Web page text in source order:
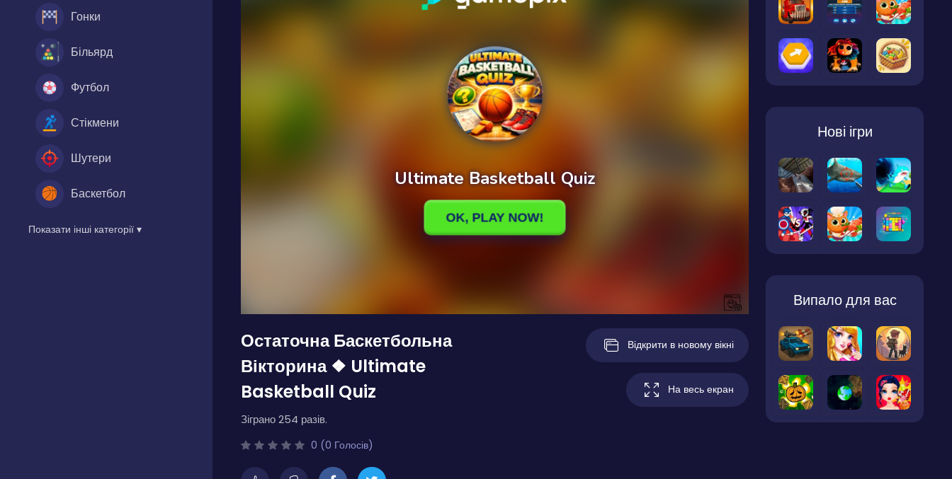
Гонки
Більярд
Футбол
Стікмени
Шутери
Баскетбол
Показати інші категорії ▾
Остаточна Баскетбольна
Вікторина ❖ Ultimate
Basketball Quiz
Зіграно 254 разів.
0 (0 Голосів)
Відкрити в новому вікні
На весь екран
Нові ігри
Випало для вас